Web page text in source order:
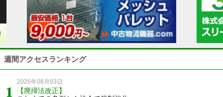
週間アクセスランキング
2026年08月03日
【廃掃法改正】